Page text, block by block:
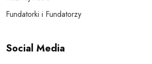
Fundatorki i Fundatorzy
Social Media